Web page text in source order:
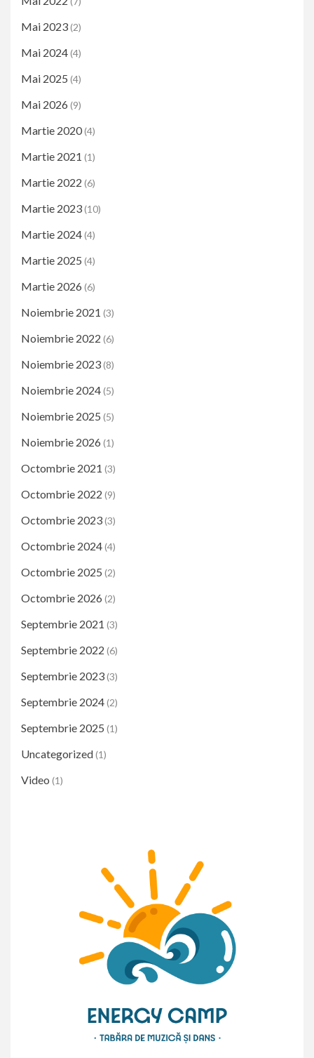
Mai 2023(2)
Mai 2024(4)
Mai 2025 (4)
Mai 2026 (9)
Martie 2020(4)
Martie 2021 (1)
Martie 2022 (6)
Martie 2023(10)
Martie 2024(4)
Martie 2025 (4)
Martie 2026 (6)
Noiembrie 2021 (3)
Noiembrie 2022 (6)
Noiembrie 2023(8)
Noiembrie 2024(5)
Noiembrie 2025 (5)
Noiembrie 2026 (1)
Octombrie 2021 (3)
Octombrie 2022 (9)
Octombrie 2023(3)
Octombrie 2024(4)
Octombrie 2025 (2)
Octombrie 2026 (2)
Septembrie 2021 (3)
Septembrie 2022 (6)
Septembrie 2023(3)
Septembrie 2024(2)
Septembrie 2025 (1)
Uncategorized(1)
Video (1)